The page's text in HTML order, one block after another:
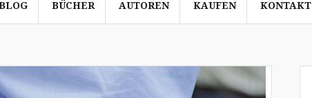
BÜCHER AUTOREN KAUFEN KONTAKT